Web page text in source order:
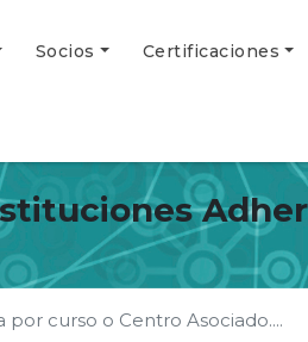
Socios Certificaciones